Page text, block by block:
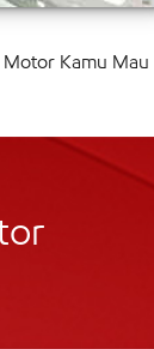
Kamu Mau